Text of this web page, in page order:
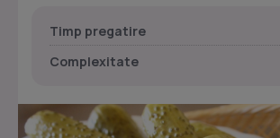
Timp pregatire
Complexitate